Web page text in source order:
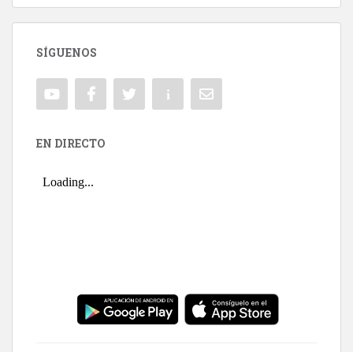
SÍGUENOS
EN DIRECTO